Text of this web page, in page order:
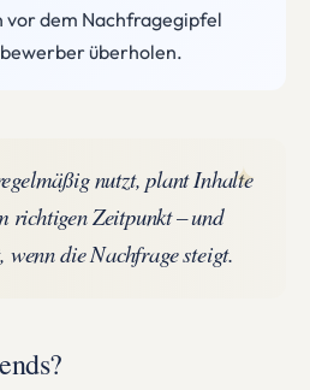
vor dem Nachfragegipfel
überholen.
✦
nutzt, plant Inhalte
richtigen Zeitpunkt – und
wenn die Nachfrage steigt.